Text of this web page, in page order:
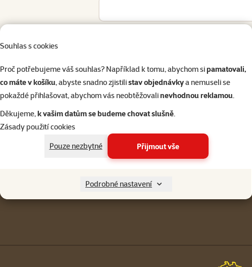
Souhlas s cookies
Proč potřebujeme váš souhlas? Například k tomu, abychom sipamatovali,
co máte v košíku, abyste snadno zjistilistav objednávkya nemuseli se
pokaždé přihlašovat, abychom vás neobtěžovalinevhodnou reklamou.
Děkujeme,k vašim datům se budeme chovat slušně.
Zásady použití cookies
Pouze nezbytné
Přijmout vše
Podrobné nastavení
Napište nám
eshop@superzoo.cz
321 000 180
Pro zákazníky